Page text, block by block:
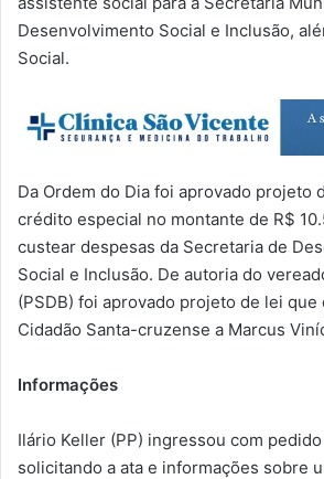
Desenvolvimento Social e Inclusão,
Social.
Da Ordem do Dia foi aprovado projeto
crédito especial no montante de R$
custear despesas da Secretaria de
Social e Inclusão. De autoria do
(PSDB) foi aprovado projeto de lei
Cidadão Santa-cruzense a Marcus
Informações
Ilário Keller (PP) ingressou com
solicitando a ata e informações sobre